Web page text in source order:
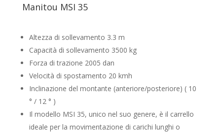
Manitou MSI 35
Altezza di sollevamento 3.3 m
Capacità di sollevamento 3500 kg
Forza di trazione 2005 dan
Velocità di spostamento 20 kmh
Inclinazione del montante (anteriore/posteriore) ( 10
° / 12 ° )
Il modello MSI 35, unico nel suo genere, è il carrello
ideale per la movimentazione di carichi lunghi o